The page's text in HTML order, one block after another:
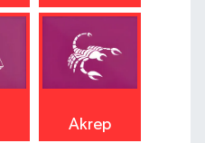
Akrep